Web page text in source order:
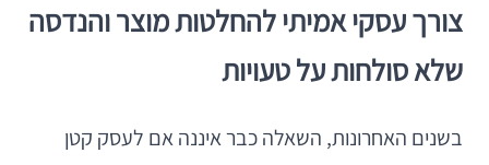
צורך עסקי אמיתי להחלטות מוצר והנדסה
שלא סולחות על טעויות
בשנים האחרונות, השאלה כבר איננה אם לעסק קטן